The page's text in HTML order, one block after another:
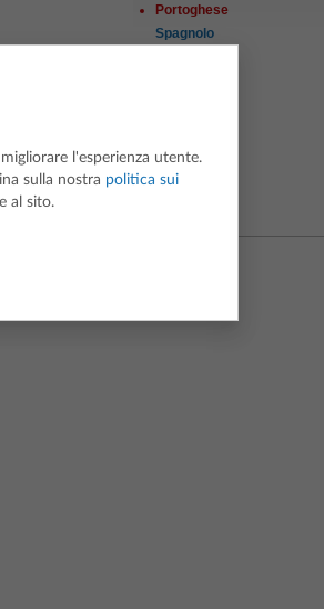
Portoghese
Spagnolo
l'esperienza utente.
sulla nostra politica sui
al sito.